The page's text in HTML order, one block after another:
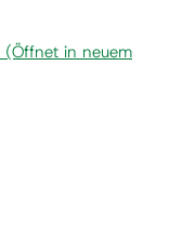
(Öffnet in neuem